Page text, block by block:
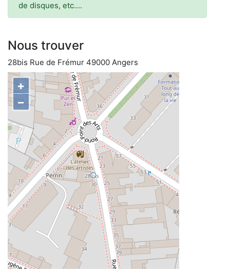
de disques, etc....
Nous trouver
28bis Rue de Frémur 49000 Angers
+
−